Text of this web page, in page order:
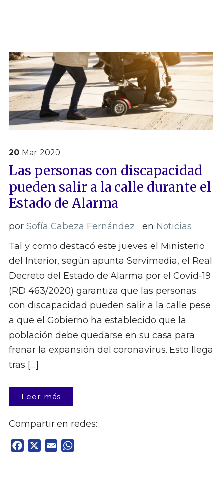
20 Mar 2020
Las personas con discapacidad
pueden salir a la calle durante el
Estado de Alarma
por Sofía Cabeza Fernández en Noticias
Tal y como destacó este jueves el Ministerio
del Interior, según apunta Servimedia, el Real
Decreto del Estado de Alarma por el Covid-19
(RD 463/2020) garantiza que las personas
con discapacidad pueden salir a la calle pese
a que el Gobierno ha establecido que la
población debe quedarse en su casa para
frenar la expansión del coronavirus. Esto llega
tras […]
Leer más
Compartir en redes:
Facebook Email